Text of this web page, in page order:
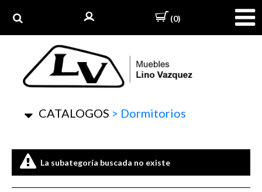
(0)
CATALOGOS > Dormitorios
La subategoría buscada no existe